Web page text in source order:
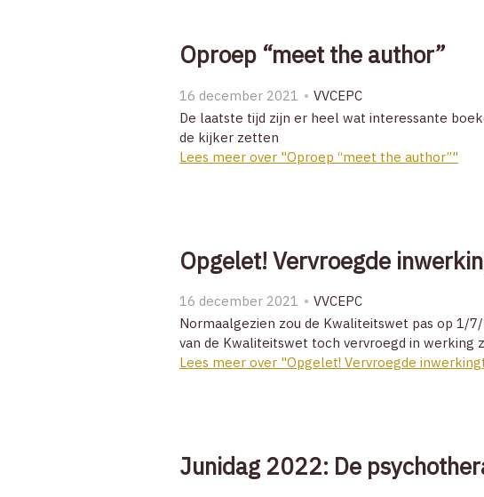
Oproep “meet the author”
16 december 2021
VVCEPC
De laatste tijd zijn er heel wat interessante
de kijker zetten
Lees meer over "Oproep “meet the author”"
Opgelet! Vervroegde
16 december 2021
VVCEPC
Normaalgezien zou de Kwaliteitswet pas op 1/
van de Kwaliteitswet toch vervroegd in werking
Lees meer over "Opgelet! Vervroegde
Junidag 2022: De